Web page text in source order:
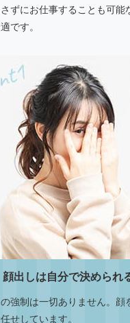
ずにお仕事することも可能
です。
顔出しは自分で決められ
強制は一切ありません。顔
せしています。